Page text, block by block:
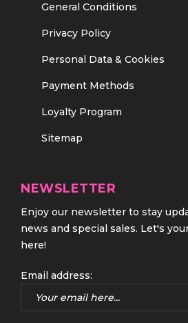
General Conditions
Privacy Policy
Personal Data & Cookies
Payment Methods
Loyalty Program
Sitemap
NEWSLETTER
Enjoy our newsletter to stay
news and special sales. Let's
here!
Email address: